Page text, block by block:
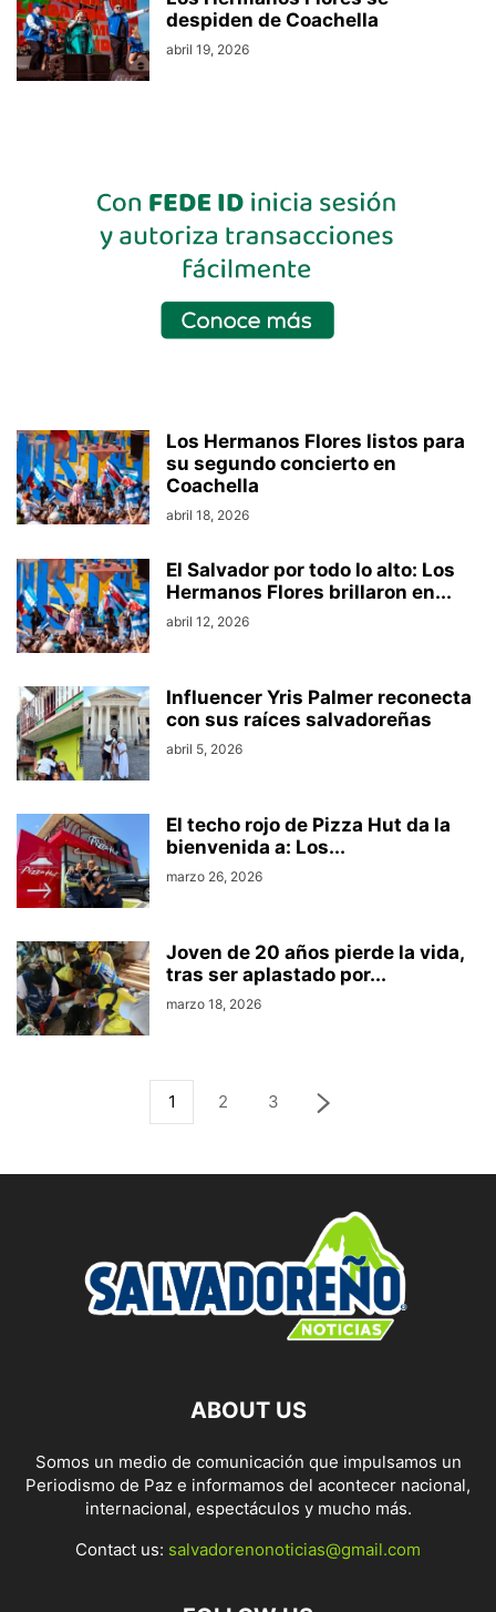
despiden de Coachella
abril 19, 2026
Los Hermanos Flores listos para
su segundo concierto en
Coachella
abril 18, 2026
El Salvador por todo lo alto: Los
Hermanos Flores brillaron en...
abril 12, 2026
Influencer Yris Palmer reconecta
con sus raíces salvadoreñas
abril 5, 2026
El techo rojo de Pizza Hut da la
bienvenida a: Los...
marzo 26, 2026
Joven de 20 años pierde la vida,
tras ser aplastado por...
marzo 18, 2026
1 2 3
ABOUT US
Somos un medio de comunicación que impulsamos un
Periodismo de Paz e informamos del acontecer nacional,
internacional, espectáculos y mucho más.
Contact us: salvadorenonoticias@gmail.com